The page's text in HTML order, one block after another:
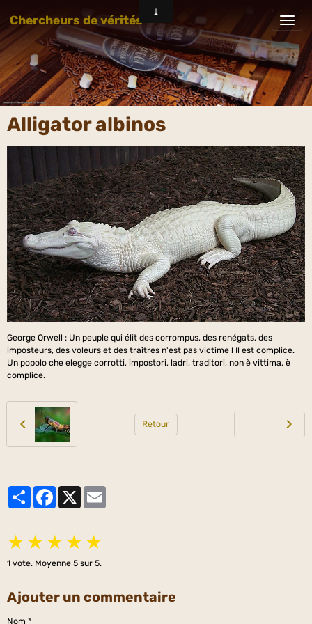
Chercheurs de vérités
Alligator albinos
George Orwell : Un peuple qui élit des corrompus, des renégats, des
imposteurs, des voleurs et des traîtres n'est pas victime ! Il est complice.
Un popolo che elegge corrotti, impostori, ladri, traditori, non è vittima, è
complice.
Retour
PartagerFacebook
★ ★ ★ ★ ★
1 vote. Moyenne 5 sur 5.
Ajouter un commentaire
Nom